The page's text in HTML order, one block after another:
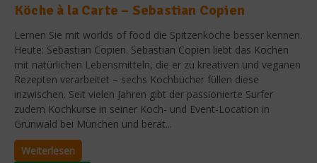
Köche à la Carte – Sebastian Copien
Lernen Sie mit worlds of food die Spitzenköche besser kennen.
Heute: Sebastian Copien. Sebastian Copien liebt das Kochen
mit natürlichen Lebensmitteln, die er zu kreativen und veganen
Rezepten verarbeitet – sechs Kochbücher füllen diese
inzwischen. Seit vielen Jahren gibt der passionierte Surfer
zudem Kochkurse in seiner Koch- und Event-Location in
Grünwald bei München und berät...
Weiterlesen